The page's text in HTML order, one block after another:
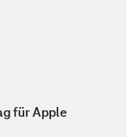
für Apple